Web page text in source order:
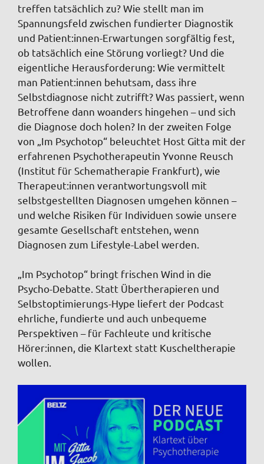
treffen tatsächlich zu? Wie stellt man im
Spannungsfeld zwischen fundierter Diagnostik
und Patient:innen-Erwartungen sorgfältig fest,
ob tatsächlich eine Störung vorliegt? Und die
eigentliche Herausforderung: Wie vermittelt
man Patient:innen behutsam, dass ihre
Selbstdiagnose nicht zutrifft? Was passiert, wenn
Betroffene dann woanders hingehen – und sich
die Diagnose doch holen? In der zweiten Folge
von „Im Psychotop“ beleuchtet Host Gitta mit der
erfahrenen Psychotherapeutin Yvonne Reusch
(Institut für Schematherapie Frankfurt), wie
Therapeut:innen verantwortungsvoll mit
selbstgestellten Diagnosen umgehen können –
und welche Risiken für Individuen sowie unsere
gesamte Gesellschaft entstehen, wenn
Diagnosen zum Lifestyle-Label werden.
„Im Psychotop“ bringt frischen Wind in die
Psycho-Debatte. Statt Übertherapieren und
Selbstoptimierungs-Hype liefert der Podcast
ehrliche, fundierte und auch unbequeme
Perspektiven – für Fachleute und kritische
Hörer:innen, die Klartext statt Kuscheltherapie
wollen.